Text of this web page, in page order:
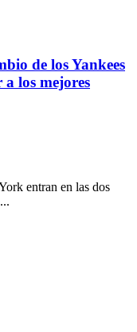
de los Yankees
los mejores
entran en las dos